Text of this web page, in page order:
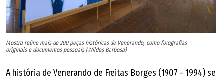
Mostra reúne mais de 200 peças históricas de Venerando, como fotografias
originais e documentos pessoais (Wildes Barbosa)
A história de Venerando de Freitas Borges (1907 - 1994) se